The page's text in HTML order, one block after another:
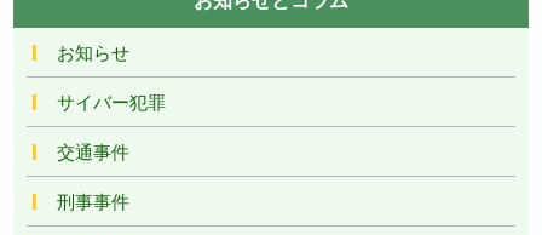
お知らせ
サイバー犯罪
交通事件
刑事事件